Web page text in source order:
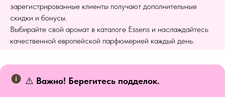
зарегистрированные клиенты получают дополнительные
скидки и бонусы.
Выбирайте свой аромат в каталоге Essens и наслаждайтесь
качественной европейской парфюмерией каждый день.
⚠️ Важно! Берегитесь подделок.